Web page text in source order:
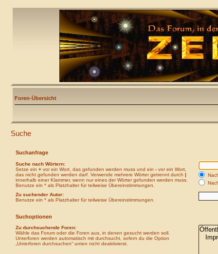
Foren-Übersicht
Suche
Suchanfrage
Suche nach Wörtern:
Setze ein + vor ein Wort, das gefunden werden muss und ein - vor ein Wort,
das nicht gefunden werden darf. Verwende mehrere Wörter getrennt durch |
innerhalb einer Klammer, wenn nur eines der Wörter gefunden werden muss.
Benutze ein * als Platzhalter für teilweise Übereinstimmungen.
Zu suchender Autor:
Benutze ein * als Platzhalter für teilweise Übereinstimmungen.
Suchoptionen
Zu durchsuchende Foren:
Wähle das Forum oder die Foren aus, in denen gesucht werden soll.
Unterforen werden automatisch mit durchsucht, sofern du die Option
„Unterforen durchsuchen“ unten nicht deaktivierst.